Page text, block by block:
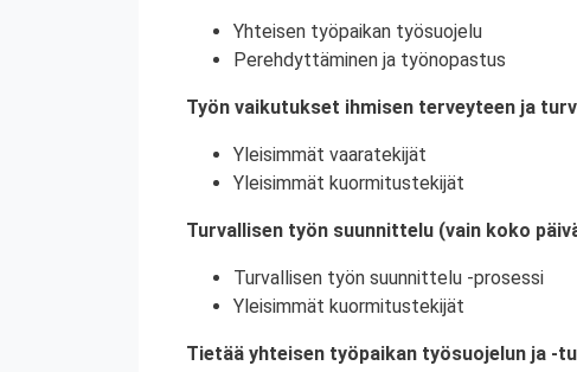
Yhteisen työpaikan työsuojelu
Perehdyttäminen ja työnopastus
Työn vaikutukset ihmisen terveyteen ja
Yleisimmät vaaratekijät
Yleisimmät kuormitustekijät
Turvallisen työn suunnittelu (vain koko
Turvallisen työn suunnittelu -prosessi
Yleisimmät kuormitustekijät
Tietää yhteisen työpaikan työsuojelun ja -